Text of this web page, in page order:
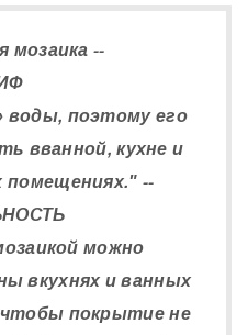
мозаика --
воды, поэтому его
вванной, кухне и
помещениях." --
можно
вкухнях и ванных
чтобы покрытие не